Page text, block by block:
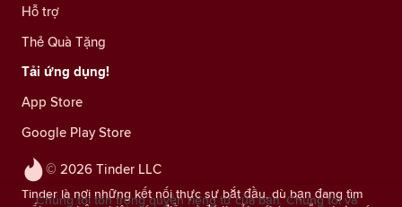
© 2026 Tinder LLC
Tinder là nơi những kết nối thực sự bắt đầu, dù bạn đang tìm
Hỗ trợ
Thẻ Quà Tặng
Tải ứng dụng!
App Store
Google Play Store
Chúng tôi tôn trọng quyền riêng tư của bạn. Chúng tôi và